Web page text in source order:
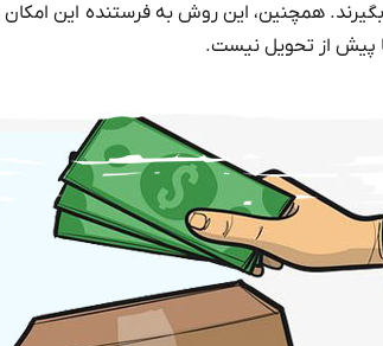
همچنین، این روش به فرستنده این امکان
پیش از تحویل نیست.